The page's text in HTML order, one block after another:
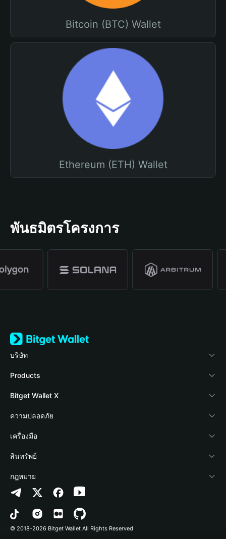
Bitcoin (BTC) Wallet
Ethereum (ETH) Wallet
พันธมิตรโครงการ
บริษัท
เกี่ยวกับ Bitget Wallet
Blog
Academy
ข่าวสารด้านคริปโต
ศูนย์ช่วยเหลือ
ติดต่อเรา
ทรัพยากรข้อมูลของแบรนด์
อาชีพ
Products
Crypto Card
Stablecoin Earn
Payfi Crypto
Crypto Swap API
Altcoin Season Index
Prediction Markets
DApp
Bitget Wallet X
นักพัฒนา
เชื่อมต่อ Wallet
Bitget Wallet Pay
ลิสต์โปรเจกต์
ความปลอดภัย
Protection Fund
เทคโนโลยีความปลอดภัย
เครื่องมือ
ซื้อคริปโต
การตรวจจับการอนุญาต
การตรวจจับสัญญา
การโอนเป็นชุด
สินทรัพย์
Arbitrum
Avalanche
Bitcoin
กฎหมาย
นโยบายความเป็นส่วนตัว
ข้อตกลงในการใช้บริการ
© 2018-2026 Bitget Wallet All Rights Reserved